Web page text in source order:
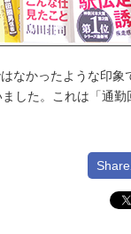
なかったような印
した。これは「通